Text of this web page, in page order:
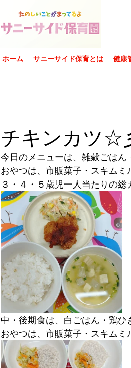
ホーム サニーサイド保育とは 健康
チキンカツ☆
今日のメニューは、雑穀ごは
おやつは、市販菓子・スキム
３・４・５歳児一人当たりの
中・後期食は、白ごはん・鶏
おやつは、市販菓子・スキム